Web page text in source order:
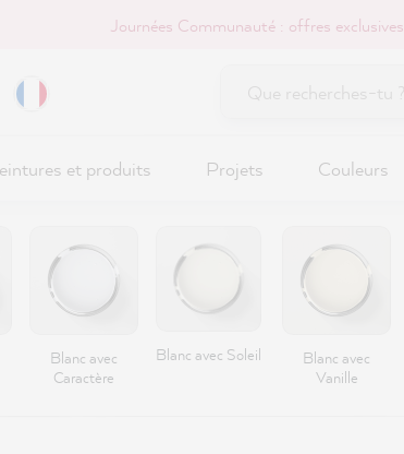
Journées Communauté : offres exclusives
et produits Projets Couleurs
Blanc avec
Caractère
Blanc avec Soleil
Blanc avec
Vanille